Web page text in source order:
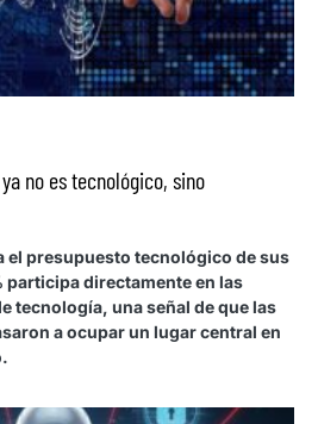
no es tecnológico, sino
el presupuesto tecnológico de sus
participa directamente en las
tecnología, una señal de que las
a ocupar un lugar central en